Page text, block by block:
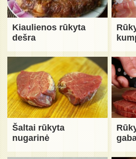
Kiaulienos rūkyta
dešra
Šaltai rūkyta
nugarinė